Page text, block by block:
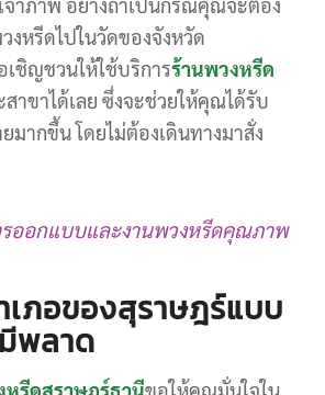
จ้าภาพ อย่างถ้าเป็นกรณีคุณจะต้อง
งหรีดไปในวัดของจังหวัด
ชิญชวนให้ใช้บริการร้านพวงหรีด
สาขาได้เลย ซึ่งจะช่วยให้คุณได้รับ
มากขึ้น โดยไม่ต้องเดินทางมาสั่ง
รออกแบบและงานพวงหรีดคุณภาพ
เภอของสุราษฎร์แบบ
พลาด